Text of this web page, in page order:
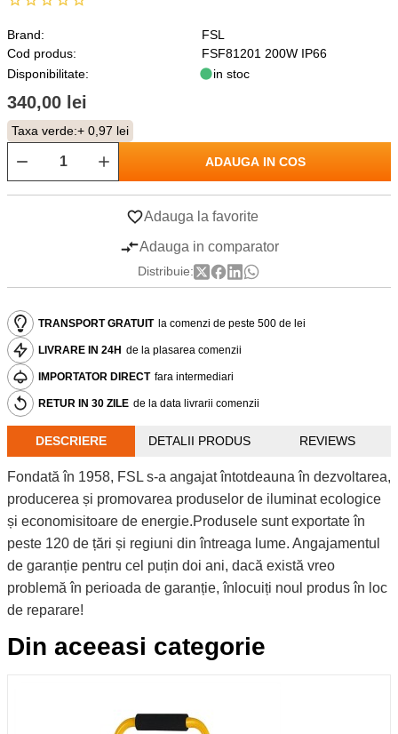
Brand:
FSL
Cod produs:
FSF81201 200W IP66
Disponibilitate:
in stoc
340,00 lei
Taxa verde:+ 0,97 lei
ADAUGA IN COS
Adauga la favorite
Adauga in comparator
Distribuie:
TRANSPORT GRATUIT la comenzi de peste 500 de lei
LIVRARE IN 24H de la plasarea comenzii
IMPORTATOR DIRECT fara intermediari
RETUR IN 30 ZILE de la data livrarii comenzii
DESCRIERE DETALII PRODUS REVIEWS
Fondată în 1958, FSL s-a angajat întotdeauna în dezvoltarea,
producerea și promovarea produselor de iluminat ecologice
și economisitoare de energie.Produsele sunt exportate în
peste 120 de țări și regiuni din întreaga lume. Angajamentul
de garanție pentru cel puțin doi ani, dacă există vreo
problemă în perioada de garanție, înlocuiți noul produs în loc
de reparare!
Din aceeasi categorie